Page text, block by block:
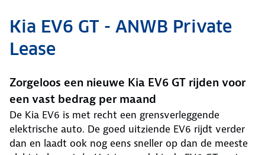
Kia EV6 GT - ANWB Private
Lease
Zorgeloos een nieuwe Kia EV6 GT rijden voor
een vast bedrag per maand
De Kia EV6 is met recht een grensverleggende
elektrische auto. De goed uitziende EV6 rijdt verder
dan en laadt ook nog eens sneller op dan de meeste